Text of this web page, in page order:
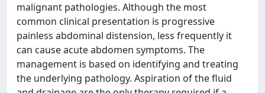
malignant pathologies. Although the most
common clinical presentation is progressive
painless abdominal distension, less frequently it
can cause acute abdomen symptoms. The
management is based on identifying and treating
the underlying pathology. Aspiration of the fluid